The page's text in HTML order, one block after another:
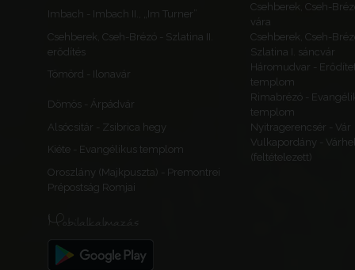
Imbach - Imbach II., „Im Turner”
Csehberek, Cseh-
vára
Csehberek, Cseh-Brézó - Szlatina II.
erődítés
Csehberek, Cseh-
Szlatina I. sáncvár
Tömörd - Ilonavár
Háromudvar -
templom
Dömös - Árpádvár
Rimabrézó -
templom
Alsócsitár - Zsibrica hegy
Nyitragerencsér - Vár
Kiéte - Evangélikus templom
Vulkapordány -
(feltételezett)
Oroszlány (Majkpuszta) - Premontrei
Prépostság Romjai
Mobilalkalmazás